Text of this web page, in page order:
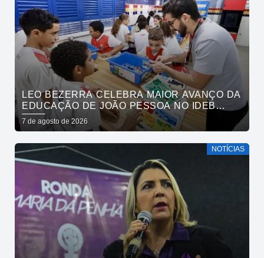
LEO BEZERRA CELEBRA MAIOR AVANÇO DA
EDUCAÇÃO DE JOÃO PESSOA NO IDEB
ENTRE CAPITAIS DO NORDESTE
7 de agosto de 2026
NOTÍCIAS